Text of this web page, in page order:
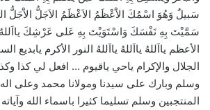
سَبيلٌ وَهُوَ اسْمُكَ الاَْعْظَمُ الاَعْظَمُ الاَجَلُّ الاَْجَلُّ
سَمَّيْتَ بِهِ نَفْسَكَ وَاسْتَوَيْتَ بِهِ عَلى عَرْشِكَ يااَللهُ
الأعظم يااَللهُ يااَللهُ يااَللهُ النور الأكرم يابديع
الجلال والإكرام ياحي ياقيوم … افعل لي كذا
وسلم وبارك على سيدنا ومولانا محمد وعلى
المنتجبين وسلم تسليما كثيرا باسماء الله